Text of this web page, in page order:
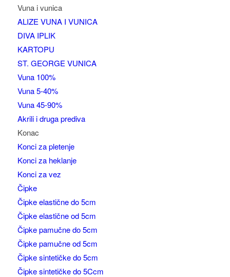
Vuna i vunica
ALIZE VUNA I VUNICA
DIVA IPLIK
KARTOPU
ST. GEORGE VUNICA
Vuna 100%
Vuna 5-40%
Vuna 45-90%
Akrili i druga prediva
Konac
Konci za pletenje
Konci za heklanje
Konci za vez
Čipke
Čipke elastične do 5cm
Čipke elastične od 5cm
Čipke pamučne do 5cm
Čipke pamučne od 5cm
Čipke sintetičke do 5cm
Čipke sintetičke do 5Ccm